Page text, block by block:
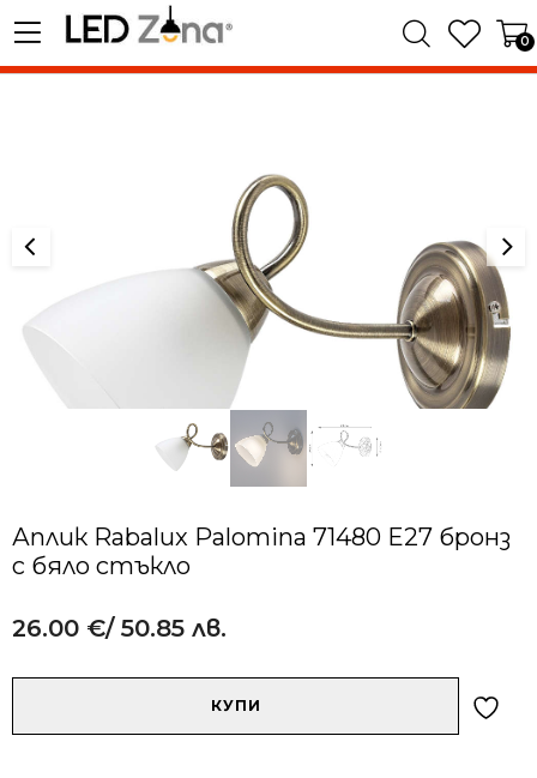
0
Аплик Rabalux Palomina 71480 E27 бронз
с бяло стъкло
26.00 €/ 50.85 лв.
КУПИ